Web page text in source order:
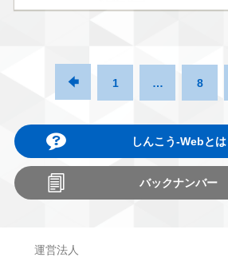
 1 … 8
しんこう-Webとは
バックナンバー
運営法人